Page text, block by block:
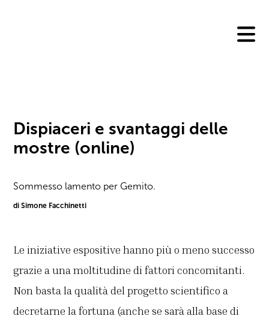
Dispiaceri e svantaggi delle
mostre (online)
Sommesso lamento per Gemito.
di Simone Facchinetti
Le iniziative espositive hanno più o meno successo
grazie a una moltitudine di fattori concomitanti.
Non basta la qualità del progetto scientifico a
decretarne la fortuna (anche se sarà alla base di